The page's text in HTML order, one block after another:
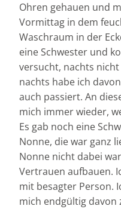
Ohren gehauen und
Vormittag in dem
Waschraum in der
eine Schwester und
versucht, nachts
nachts habe ich
auch passiert. An
mich immer wieder,
Es gab noch eine
Nonne, die war ganz
Nonne nicht dabei
Vertrauen aufbauen.
mit besagter Person.
mich endgültig davon